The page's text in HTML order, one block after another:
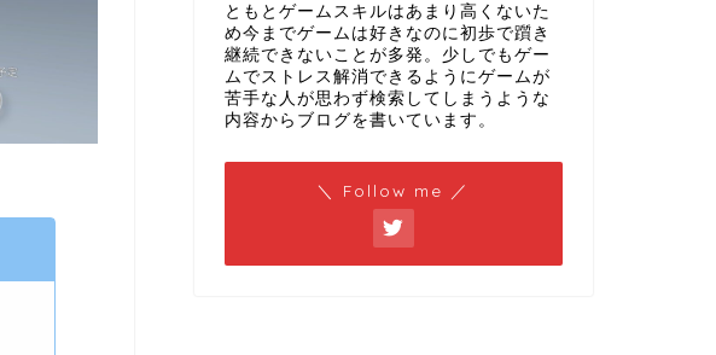
ともとゲームスキルはあまり高くないた
め今までゲームは好きなのに初歩で躓き
継続できないことが多発。少しでもゲー
ムでストレス解消できるようにゲームが
苦手な人が思わず検索してしまうような
内容からブログを書いています。
＼ Follow me ／